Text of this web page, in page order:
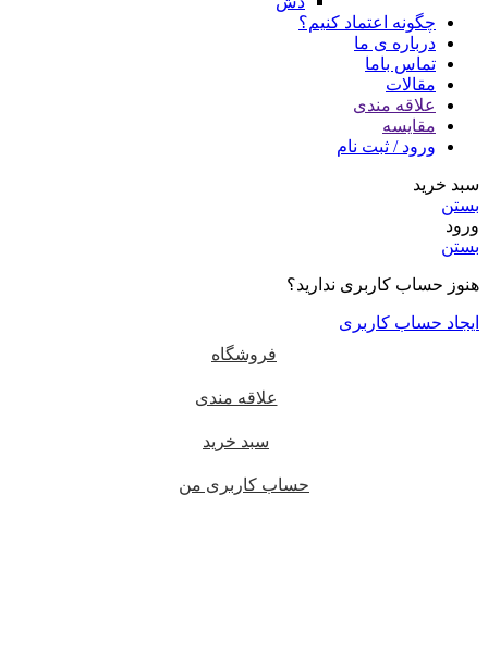
چگونه اعتماد کنیم؟
درباره ی ما
تماس باما
مقالات
علاقه مندی
مقایسه
ورود / ثبت نام
سبد خرید
بستن
ورود
بستن
هنوز حساب کاربری ندارید؟
ایجاد حساب کاربری
فروشگاه
علاقه مندی
سبد خرید
حساب کاربری من